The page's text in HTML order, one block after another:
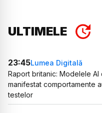
ULTIMELE
23:45Lumea Digitală
Raport britanic: Modelele
manifestat comportamente
testelor